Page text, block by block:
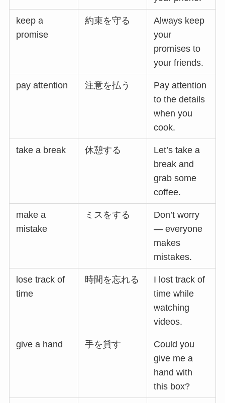
keep a
promise
約束を守る
Always keep
your
promises to
your friends.
pay attention 注意を払う
Pay attention
to the details
when you
cook.
take a break 休憩する
Let’s take a
break and
grab some
coffee.
make a
mistake
ミスをする
Don’t worry
— everyone
makes
mistakes.
lose track of
time
時間を忘れる
I lost track of
time while
watching
videos.
give a hand 手を貸す
Could you
give me a
hand with
this box?